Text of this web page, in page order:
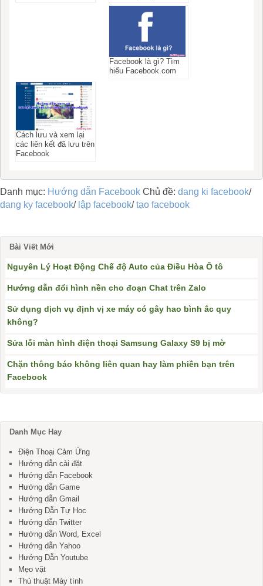
Facebook là gì? Tìm
hiểu Facebook.com
Cách lưu và xem lại
các liên kết đã lưu trên
Facebook
Danh mục: Hướng dẫn Facebook Chủ đề: dang ki facebook/
dang ky facebook/ lập facebook/tạo facebook
Bài Viết Mới
Nguyên Lý Hoạt Động Chế độ Auto của Điều Hòa Ô tô
Hướng dẫn đổi hình nền cho đoạn Chat trên Zalo
Sử dụng dịch vụ định vị xe máy có gây hao bình ắc quy
không?
Sửa lỗi màn hình điện thoại Samsung Galaxy S9 bị mờ
Chặn thông báo không liên quan hay làm phiền bạn trên
Facebook
Danh Mục Hay
Điện Thoại Cảm Ứng
Hướng dẫn cài đặt
Hướng dẫn Facebook
Hướng dẫn Game
Hướng dẫn Gmail
Hướng Dẫn Tự Học
Hướng dẫn Twitter
Hướng dẫn Word, Excel
Hướng dẫn Yahoo
Hướng Dẫn Youtube
Mẹo vặt
Thủ thuật Máy tính